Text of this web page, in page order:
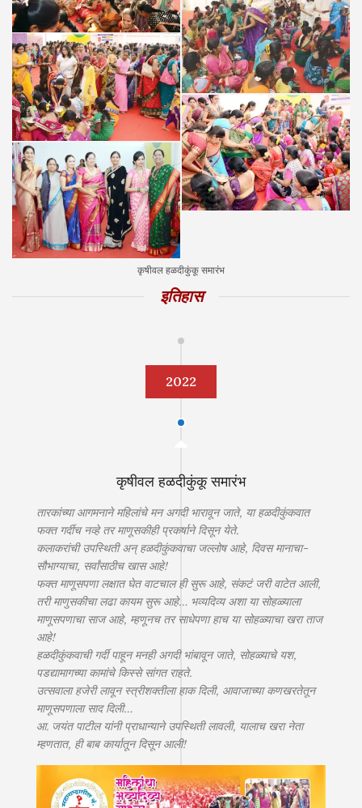
कृषीवल हळदीकुंकू समारंभ
इतिहास
2022
कृषीवल हळदीकुंकू समारंभ
तारकांच्या आगमनाने महिलांचे मन अगदी भारावून जाते, या हळदीकुंकवात
फक्त गर्दीच नव्हे तर माणूसकीही प्रकर्षाने दिसून येते.
कलाकरांची उपस्थिती अन् हळदीकुंकवाचा जल्लोष आहे, दिवस मानाचा-
सौभाग्याचा, सर्वांसाठीच खास आहे!
फक्त माणूसपणा लक्षात घेत वाटचाल ही सुरू आहे, संकटं जरी वाटेत आली,
तरी माणुसकीचा लढा कायम सुरू आहे… भव्यदिव्य अशा या सोहळ्याला
माणूसपणाचा साज आहे, म्हणूनच तर साधेपणा हाच या सोहळ्याचा खरा ताज
आहे!
हळदीकुंकवाची गर्दी पाहून मनही अगदी भांबावून जाते, सोहळ्याचे यश,
पडद्यामागच्या कामांचे किस्से सांगत राहते.
उत्सवाला हजेरी लावून स्त्रीशक्तीला हाक दिली, आवाजाच्या कणखरतेतून
माणूसपणाला साद दिली…
आ. जयंत पाटील यांनी प्राधान्याने उपस्थिती लावली, यालाच खरा नेता
म्हणतात, ही बाब कार्यातून दिसून आली!